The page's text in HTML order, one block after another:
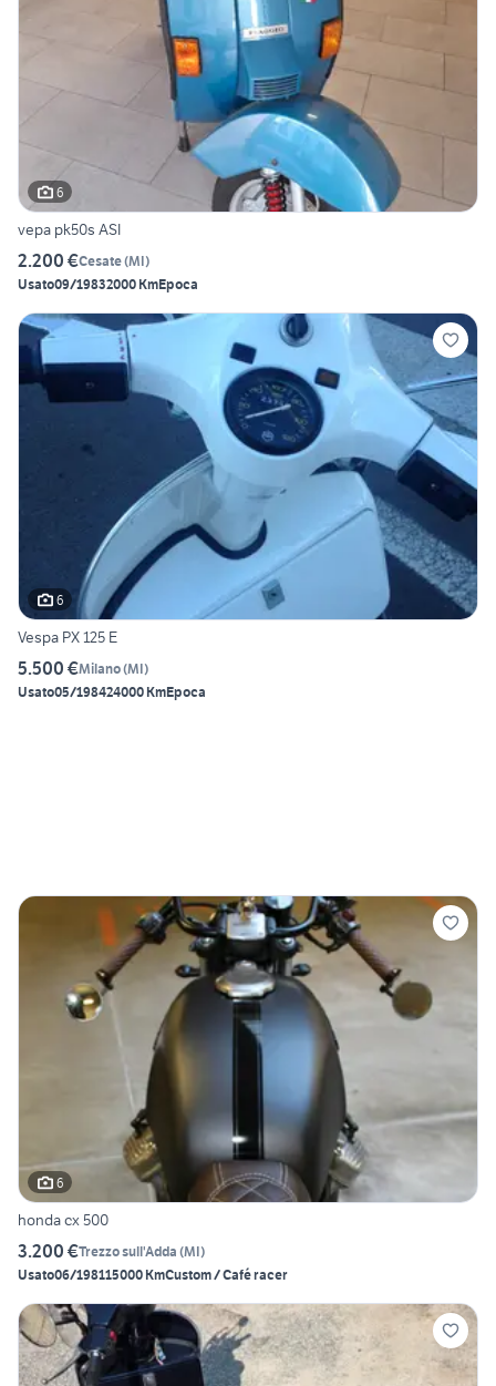
6
vepa pk50s ASI
2.200 €Cesate(MI)
Usato09/19832000 KmEpoca
6
Vespa PX 125 E
5.500 €Milano(MI)
Usato05/198424000 KmEpoca
6
honda cx 500
3.200 €Trezzo sull'Adda (MI)
Usato06/198115000 KmCustom / Café racer